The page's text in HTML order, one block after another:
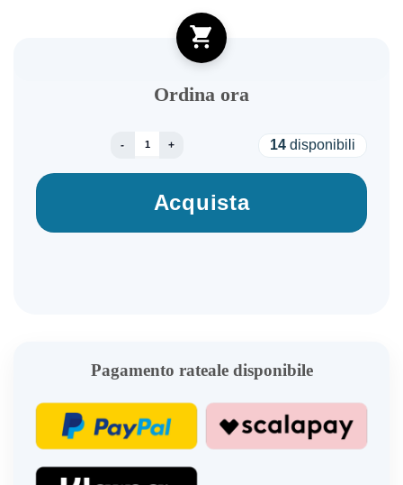
Ordina ora
SAMSUNG POWER WALL CHARGER 65W
14 disponibili
Acquista
Pagamento rateale disponibile